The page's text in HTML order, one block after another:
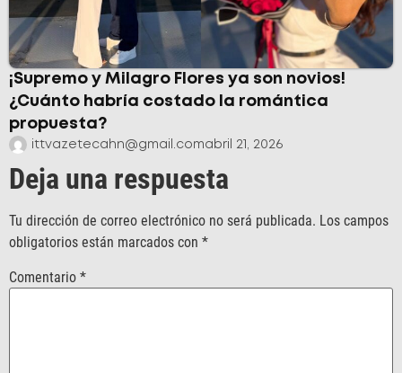
¡Supremo y Milagro Flores ya son novios!
¿Cuánto habría costado la romántica
propuesta?
ittvazetecahn@gmail.comabril 21, 2026
Deja una respuesta
Tu dirección de correo electrónico no será publicada. Los campos
obligatorios están marcados con *
Comentario *